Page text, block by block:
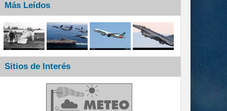
Más Leídos
Sitios de Interés